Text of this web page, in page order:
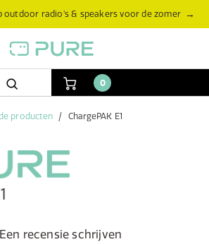
outdoor radio’s & speakers voor de zomer →
0
producten ChargePAK E1
Een recensie schrijven